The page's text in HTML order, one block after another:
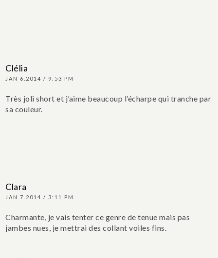
Clélia
JAN 6.2014 / 9:53 PM
Très joli short et j’aime beaucoup l’écharpe qui tranche par
sa couleur.
Clara
JAN 7.2014 / 3:11 PM
Charmante, je vais tenter ce genre de tenue mais pas
jambes nues, je mettrai des collant voiles fins.